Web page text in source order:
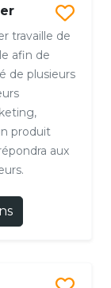
travaille de
afin de
de plusieurs
produit
aux